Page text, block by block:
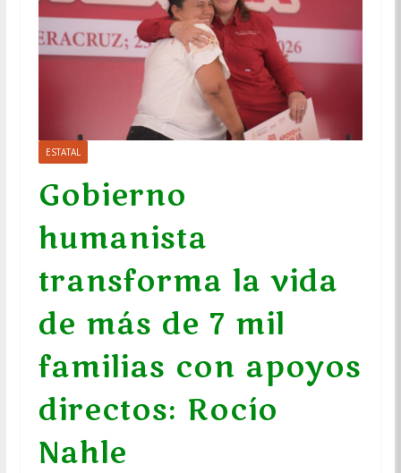
ESTATAL
Gobierno
humanista
transforma la vida
de más de 7 mil
familias con apoyos
directos: Rocío
Nahle